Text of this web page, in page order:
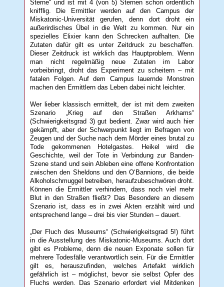
Sterne“ und ist mit 4 (von 5) Sternen schon ordentlich
knifflig. Die Ermittler werden auf den Campus der
Miskatonic-Universität gerufen, denn dort droht ein
außerirdisches Übel in die Welt zu kommen. Nur ein
spezielles Elixier kann den Schrecken aufhalten. Die
Zutaten dafür gilt es unter Zeitdruck zu beschaffen.
Dieser Zeitdruck ist wirklich das Hauptproblem. Wenn
man nicht regelmäßig neue Zutaten im Labor
vorbeibringt, droht das Experiment zu scheitern – mit
fatalen Folgen. Auf dem Campus lauernde Monstren
machen den Ermittlern das Leben dabei nicht leichter.
Wer lieber klassisch ermittelt, der ist mit dem zweiten
Szenario „Krieg auf den Straßen Arkhams“
(Schwierigkeitsgrad 3) gut bedient. Zwar wird auch hier
gekämpft, aber der Schwerpunkt liegt im Befragen von
Zeugen und der Suche nach dem Mörder eines brutal zu
Tode gekommenen Hotelgastes. Heikel wird die
Geschichte, weil der Tote in Verbindung zur Banden-
Szene stand und sein Ableben eine offene Konfrontation
zwischen den Sheldons und den O‘Bannions, die beide
Alkoholschmuggel betreiben, heraufzubeschwören droht.
Können die Ermittler verhindern, dass noch viel mehr
Blut in den Straßen fließt? Das Besondere an diesem
Szenario ist, dass es in zwei Akten erzählt wird und
entsprechend lange – drei bis vier Stunden – dauert.
„Der Fluch des Museums“ (Schwierigkeitsgrad 5!) führt
in die Ausstellung des Miskatonic-Museums. Auch dort
gibt es Probleme, denn die neuen Exponate sollen für
mehrere Todesfälle verantwortlich sein. Für die Ermittler
gilt es, herauszufinden, welches Artefakt wirklich
gefährlich ist – möglichst, bevor sie selbst Opfer des
Fluchs werden. Das Szenario erfordert viel Mitdenken